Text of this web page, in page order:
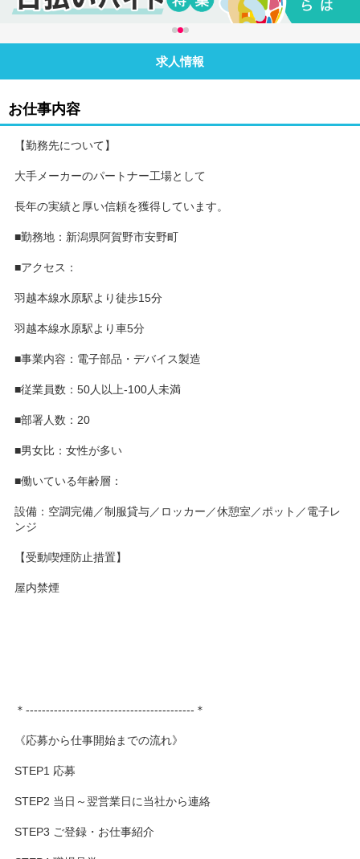
求人情報
お仕事内容
【勤務先について】
大手メーカーのパートナー工場として
長年の実績と厚い信頼を獲得しています。
■勤務地：新潟県阿賀野市安野町
■アクセス：
羽越本線水原駅より徒歩15分
羽越本線水原駅より車5分
■事業内容：電子部品・デバイス製造
■従業員数：50人以上‐100人未満
■部署人数：20
■男女比：女性が多い
■働いている年齢層：
設備：空調完備／制服貸与／ロッカー／休憩室／ポット／電子レ
ンジ
【受動喫煙防止措置】
屋内禁煙
＊------------------------------------------＊
《応募から仕事開始までの流れ》
STEP1 応募
STEP2 当日～翌営業日に当社から連絡
STEP3 ご登録・お仕事紹介